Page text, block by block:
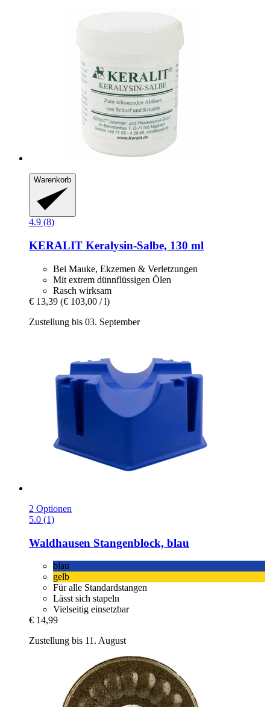
Warenkorb
4.9 (8)
KERALIT Keralysin-​Salbe, 130 ml
Bei Mauke, Ekzemen & Verletzungen
Mit extrem dünnflüssigen Ölen
Rasch wirksam
€ 13,39 (€ 103,00 / l)
Zustellung bis 03. September
2 Optionen
5.0 (1)
Waldhausen Stangenblock, blau
blau
gelb
Für alle Standardstangen
Lässt sich stapeln
Vielseitig einsetzbar
€ 14,99
Zustellung bis 11. August